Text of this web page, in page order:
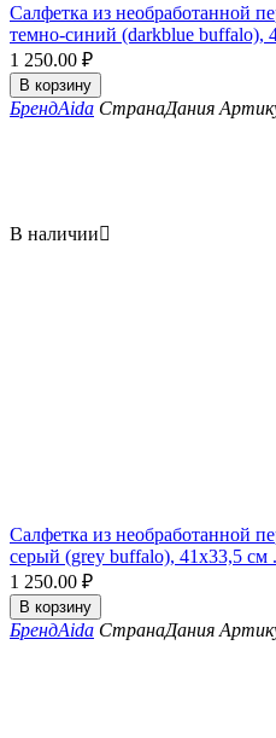
Салфетка из необработанной
темно-синий (darkblue buffalo),
1 250.00 ₽
В корзину
БрендAida СтранаДания
В наличии
Салфетка из необработанной
серый (grey buffalo), 41x33,5 см
1 250.00 ₽
В корзину
БрендAida СтранаДания